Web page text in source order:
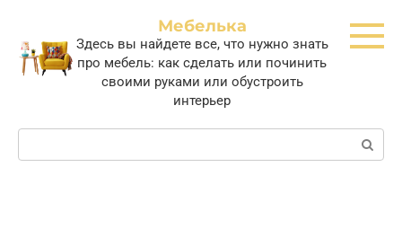
контенту
Мебелька
Здесь вы найдете все, что нужно знать
про мебель: как сделать или починить
своими руками или обустроить
интерьер
Поиск: